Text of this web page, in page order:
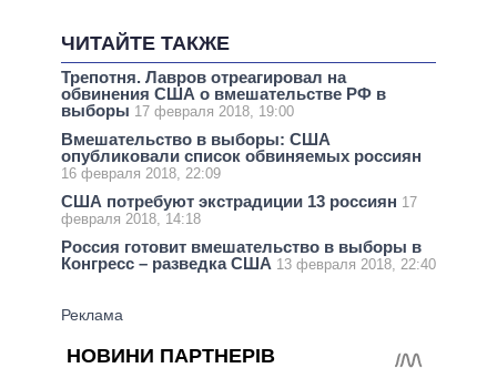
ЧИТАЙТЕ ТАКЖЕ
Трепотня. Лавров отреагировал на
обвинения США о вмешательстве РФ в
выборы 17 февраля 2018, 19:00
Вмешательство в выборы: США
опубликовали список обвиняемых россиян
16 февраля 2018, 22:09
США потребуют экстрадиции 13 россиян 17
февраля 2018, 14:18
Россия готовит вмешательство в выборы в
Конгресс – разведка США 13 февраля 2018, 22:40